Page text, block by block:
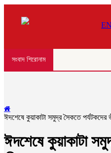
EN
সংবাদ শিরোনাম
ঈদশেষে কুয়াকাটা সমুদ্র সৈকতে পর্যটকদের
ঈদশেষে কুয়াকাটা